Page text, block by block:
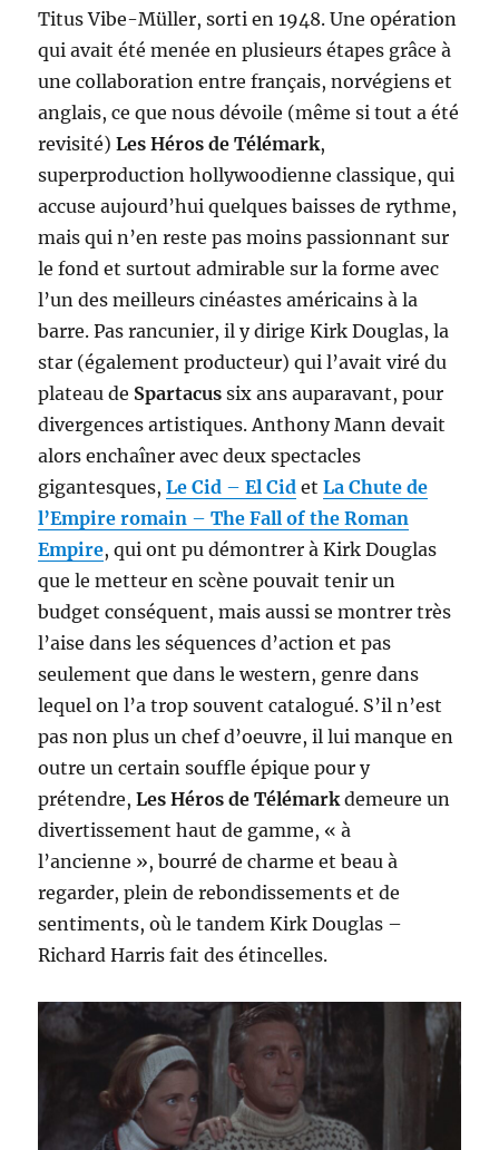
Titus Vibe-Müller, sorti en 1948. Une opération
qui avait été menée en plusieurs étapes grâce à
une collaboration entre français, norvégiens et
anglais, ce que nous dévoile (même si tout a été
revisité)Les Héros de Télémark,
superproduction hollywoodienne classique, qui
accuse aujourd’hui quelques baisses de rythme,
mais qui n’en reste pas moins passionnant sur
le fond et surtout admirable sur la forme avec
l’un des meilleurs cinéastes américains à la
barre. Pas rancunier, il y dirige Kirk Douglas, la
star (également producteur) qui l’avait viré du
plateau de Spartacus six ans auparavant, pour
divergences artistiques. Anthony Mann devait
alors enchaîner avec deux spectacles
gigantesques,Le Cid – El Cid etLa Chute de
l’Empire romain – The Fall of the Roman
Empire, qui ont pu démontrer à Kirk Douglas
que le metteur en scène pouvait tenir un
budget conséquent, mais aussi se montrer très
l’aise dans les séquences d’action et pas
seulement que dans le western, genre dans
lequel on l’a trop souvent catalogué. S’il n’est
pas non plus un chef d’oeuvre, il lui manque en
outre un certain souffle épique pour y
prétendre,Les Héros de Télémark demeure un
divertissement haut de gamme, « à
l’ancienne », bourré de charme et beau à
regarder, plein de rebondissements et de
sentiments, où le tandem Kirk Douglas –
Richard Harris fait des étincelles.